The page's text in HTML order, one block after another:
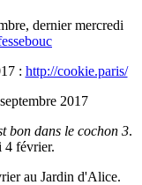
dernier mercredi
: http://cookie.paris/
2017
bon dans le cochon 3.
4 février.
au Jardin d'Alice.